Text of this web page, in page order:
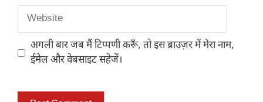
Website
अगली बार जब मैं टिप्पणी करूँ, तो इस ब्राउज़र में मेरा नाम,
ईमेल और वेबसाइट सहेजें।